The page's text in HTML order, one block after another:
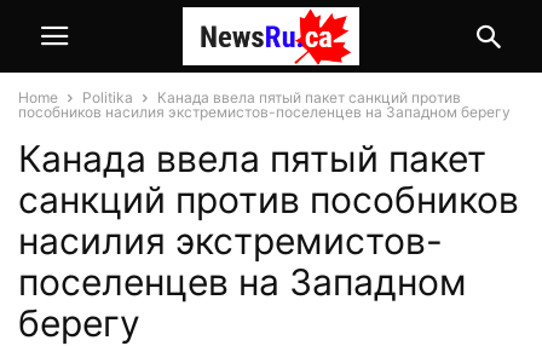
Home Politika
Канада ввела пятый пакет санкций против
пособников насилия экстремистов-поселенцев на Западном берегу
Канада ввела пятый пакет
санкций против пособников
насилия экстремистов-
поселенцев на Западном
берегу